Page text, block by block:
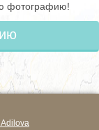
фотографию!
Adilova